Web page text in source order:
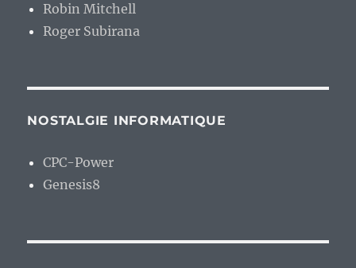
Robin Mitchell
Roger Subirana
NOSTALGIE INFORMATIQUE
CPC-Power
Genesis8